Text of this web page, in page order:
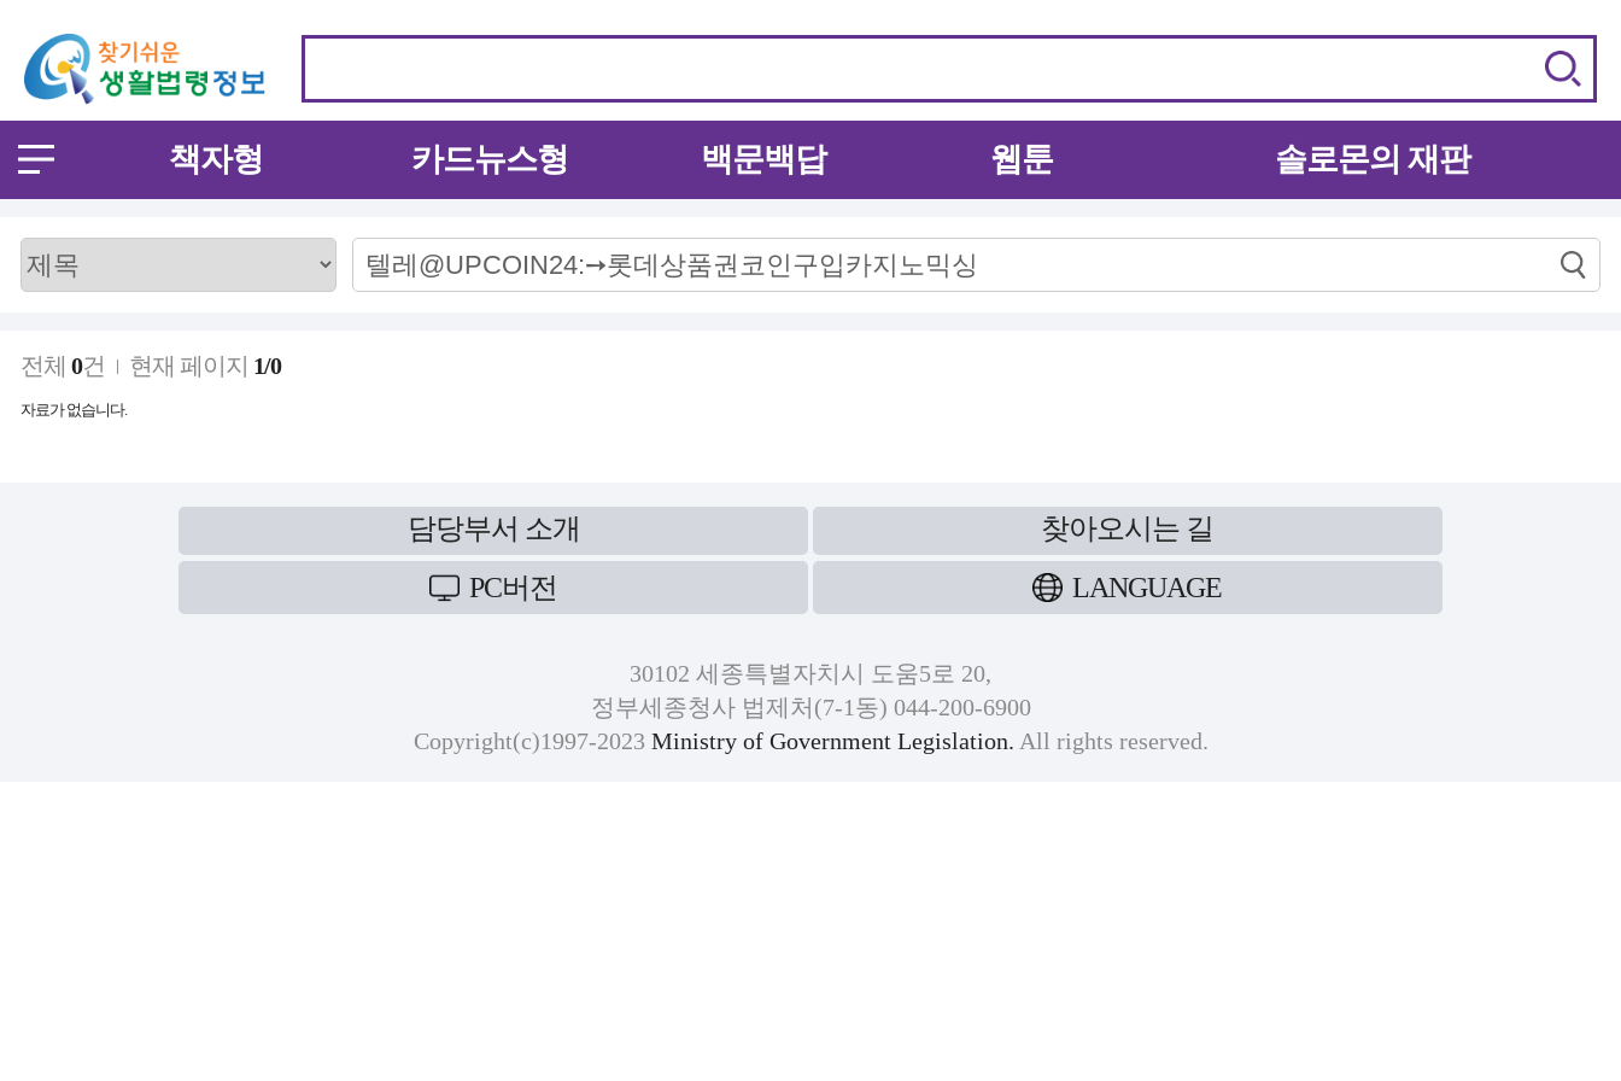
책자형 카드뉴스형 백문백답 웹툰 솔로몬의 재판
전체 0건 현재 페이지 1/0
자료가 없습니다.
담당부서 소개
찾아오시는 길
PC버전
LANGUAGE
30102 세종특별자치시 도움5로 20,
정부세종청사 법제처(7-1동) 044-200-6900
Copyright(c)1997-2023 Ministry of Government Legislation. All rights reserved.